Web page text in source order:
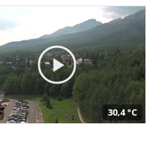
30,4 °C